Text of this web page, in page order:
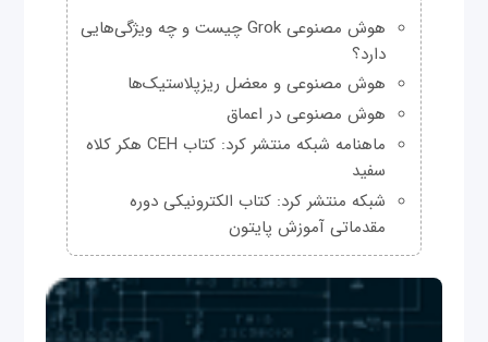
هوش مصنوعی Grok چیست و چه ویژگی‌هایی
دارد؟
هوش مصنوعی و معضل ریزپلاستیک‌ها
هوش مصنوعی در اعماق
ماهنامه شبکه منتشر کرد: کتاب CEH هکر کلاه
سفید
شبکه منتشر کرد: کتاب الکترونیکی دوره
مقدماتی آموزش پایتون